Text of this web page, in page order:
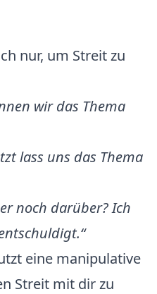
nur, um Streit zu
wir das Thema
lass uns das Thema
noch darüber? Ich
“
eine manipulative
Streit mit dir zu